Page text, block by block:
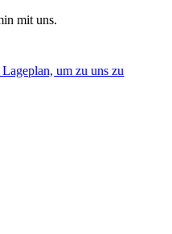
mit uns.
um zu uns zu